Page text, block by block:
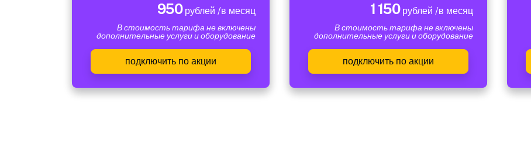
950рублей /в месяц
В стоимость тарифа не включены
дополнительные услуги и оборудование
подключить по акции
1 150рублей /в месяц
В стоимость тарифа не включены
дополнительные услуги и оборудование
подключить по акции